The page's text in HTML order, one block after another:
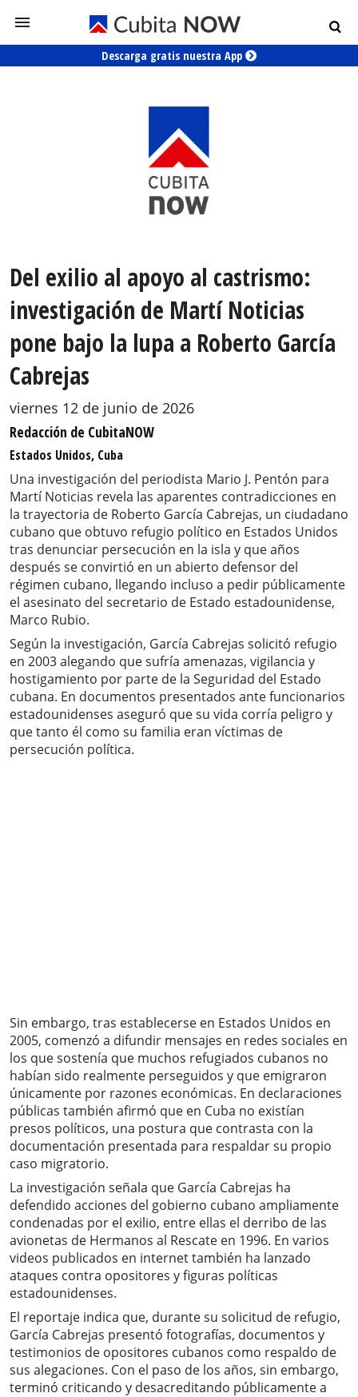
Descarga gratis nuestra App
Del exilio al apoyo al castrismo:
investigación de Martí Noticias
pone bajo la lupa a Roberto García
Cabrejas
viernes 12 de junio de 2026
Redacción de CubitaNOW
Estados Unidos, Cuba
Una investigación del periodista Mario J. Pentón para
Martí Noticias revela las aparentes contradicciones en
la trayectoria de Roberto García Cabrejas, un ciudadano
cubano que obtuvo refugio político en Estados Unidos
tras denunciar persecución en la isla y que años
después se convirtió en un abierto defensor del
régimen cubano, llegando incluso a pedir públicamente
el asesinato del secretario de Estado estadounidense,
Marco Rubio.
Según la investigación, García Cabrejas solicitó refugio
en 2003 alegando que sufría amenazas, vigilancia y
hostigamiento por parte de la Seguridad del Estado
cubana. En documentos presentados ante funcionarios
estadounidenses aseguró que su vida corría peligro y
que tanto él como su familia eran víctimas de
persecución política.
Sin embargo, tras establecerse en Estados Unidos en
2005, comenzó a difundir mensajes en redes sociales en
los que sostenía que muchos refugiados cubanos no
habían sido realmente perseguidos y que emigraron
únicamente por razones económicas. En declaraciones
públicas también afirmó que en Cuba no existían
presos políticos, una postura que contrasta con la
documentación presentada para respaldar su propio
caso migratorio.
La investigación señala que García Cabrejas ha
defendido acciones del gobierno cubano ampliamente
condenadas por el exilio, entre ellas el derribo de las
avionetas de Hermanos al Rescate en 1996. En varios
videos publicados en internet también ha lanzado
ataques contra opositores y figuras políticas
estadounidenses.
El reportaje indica que, durante su solicitud de refugio,
García Cabrejas presentó fotografías, documentos y
testimonios de opositores cubanos como respaldo de
sus alegaciones. Con el paso de los años, sin embargo,
terminó criticando y desacreditando públicamente a